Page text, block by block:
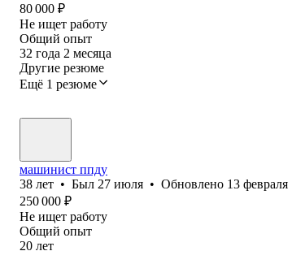
80 000 ₽
Не ищет работу
Общий опыт
32 года 2 месяца
Другие резюме
Ещё 1 резюме
машинист ппду
38 лет • Был 27 июля • Обновлено 13 февраля
250 000 ₽
Не ищет работу
Общий опыт
20 лет